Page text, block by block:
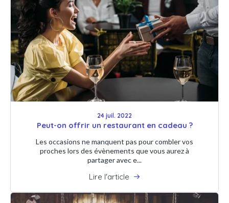
24 juil. 2022
Peut-on offrir un restaurant en cadeau ?
Les occasions ne manquent pas pour combler vos
proches lors des évènements que vous aurez à
partager avec e...
Lire l'article